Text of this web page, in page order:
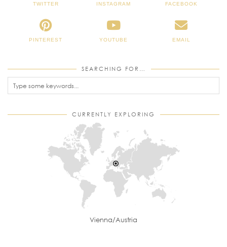
TWITTER INSTAGRAM FACEBOOK
PINTEREST YOUTUBE EMAIL
SEARCHING FOR…
CURRENTLY EXPLORING
Vienna/Austria